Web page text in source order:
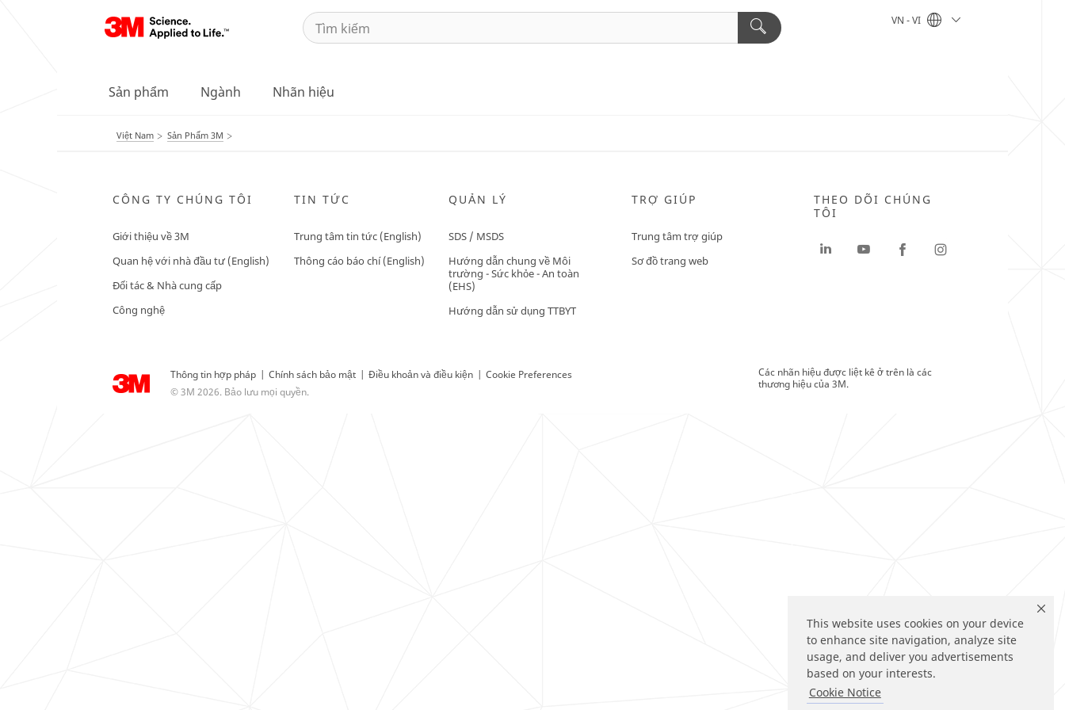
This website uses cookies on your device
to enhance site navigation, analyze site
usage, and deliver you advertisements
based on your interests.
Cookie Notice
VN - VI
Sản phẩm Ngành Nhãn hiệu
Việt Nam Sản Phẩm 3M
CÔNG TY CHÚNG TÔI
Giới thiệu về 3M
Quan hệ với nhà đầu tư (English)
Đối tác & Nhà cung cấp
Công nghệ
TIN TỨC
Trung tâm tin tức (English)
Thông cáo báo chí (English)
QUẢN LÝ
SDS / MSDS
Hướng dẫn chung về Môi
trường - Sức khỏe - An toàn
(EHS)
Hướng dẫn sử dụng TTBYT
TRỢ GIÚP
Trung tâm trợ giúp
Sơ đồ trang web
Thông tin hợp pháp | Chính sách bảo mật | Điều khoản và điều kiện | Cookie Preferences
© 3M 2026. Bảo lưu mọi quyền.
THEO DÕI CHÚNG
TÔI
Các nhãn hiệu được liệt kê ở trên là các
thương hiệu của 3M.